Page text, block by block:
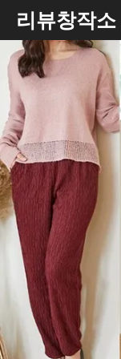
Skip
content
리뷰창작소